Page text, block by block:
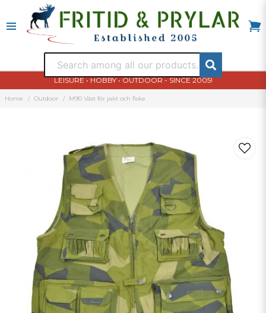
LEISURE • HOBBY • OUTDOOR - SINCE 2005!
Home Outdoor M90 Väst för jakt och fiske